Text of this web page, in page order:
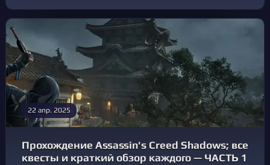
22 апр. 2025
Прохождение Assassin's Creed Shadows; все
квесты и краткий обзор каждого — ЧАСТЬ 1